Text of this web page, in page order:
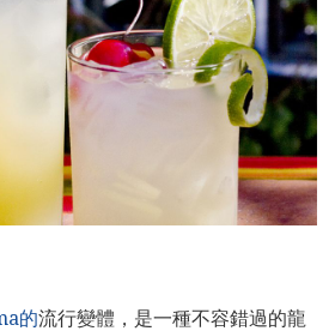
的流行變體，是一種不容錯過的龍